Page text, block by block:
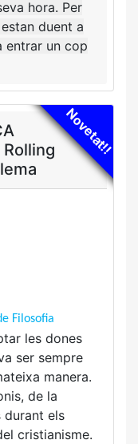
hora. Per
duent a
entrar un cop
Novetat!!
Filosofia
les dones
ser sempre
manera.
de la
durant els
cristianisme.